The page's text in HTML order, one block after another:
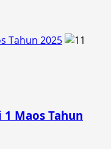
Tahun 2025
Maos Tahun